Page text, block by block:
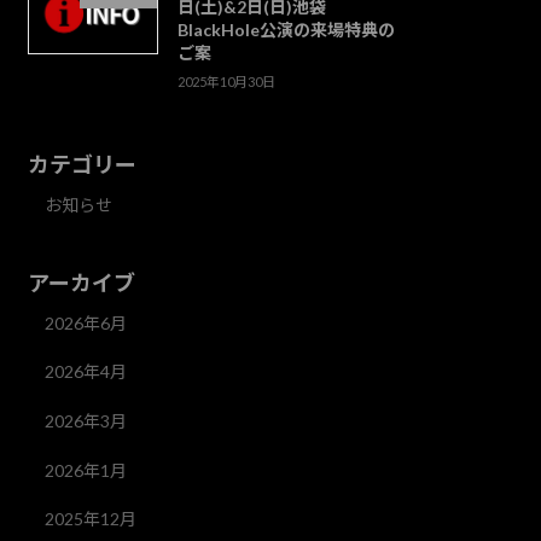
日(土)&2日(日)池袋
BlackHole公演の来場特典の
ご案
2025年10月30日
カテゴリー
お知らせ
アーカイブ
2026年6月
2026年4月
2026年3月
2026年1月
2025年12月